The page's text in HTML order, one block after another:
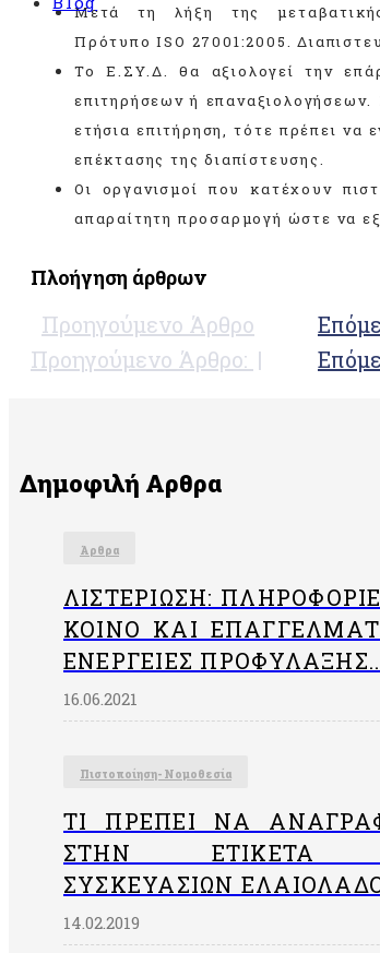
2»
διαχείρισης
υγείας και της
«ISO 45001»
των
Council®)
Μετά τη λήξη της
Πρότυπο ISO 27001:2005.
Το Ε.ΣΥ.Δ. θα αξιολογεί την
επιτηρήσεων ή
ετήσια επιτήρηση, τότε πρέπει
επέκτασης της διαπίστευσης.
Οι οργανισμοί που κατέχουν
απαραίτητη προσαρμογή ώστε να
Πλοήγηση άρθρων
Προηγούμενο Άρθρο
Προηγούμενο Άρθρο:
Δημοφιλή Αρθρα
Άρθρα
ΛΙΣΤΕΡΊΩΣΗ:
ΚΟΙΝΌ ΚΑΙ
ΕΝΈΡΓΕΙΕΣ
16.06.2021
Πιστοποίηση- Νομοθεσία
ΤΙ ΠΡΈΠΕΙ ΝΑ
ΣΤΗΝ EΤΙΚΈΤΑ
ΣΥΣΚΕΥΑΣΙΏΝ
14.02.2019